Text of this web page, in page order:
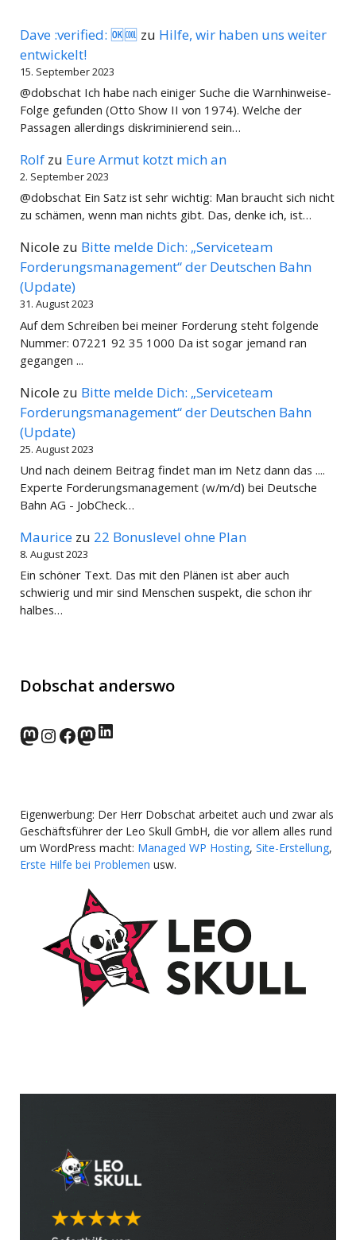
Dave :verified: 🆗🆒 zu Hilfe, wir haben uns weiter
entwickelt!
15. September 2023
@dobschat Ich habe nach einiger Suche die Warnhinweise-
Folge gefunden (Otto Show II von 1974). Welche der
Passagen allerdings diskriminierend sein…
Rolf zu Eure Armut kotzt mich an
2. September 2023
@dobschat Ein Satz ist sehr wichtig: Man braucht sich nicht
zu schämen, wenn man nichts gibt. Das, denke ich, ist…
Nicole zu Bitte melde Dich: „Serviceteam
Forderungsmanagement“ der Deutschen Bahn
(Update)
31. August 2023
Auf dem Schreiben bei meiner Forderung steht folgende
Nummer: 07221 92 35 1000 Da ist sogar jemand ran
gegangen ...
Nicole zu Bitte melde Dich: „Serviceteam
Forderungsmanagement“ der Deutschen Bahn
(Update)
25. August 2023
Und nach deinem Beitrag findet man im Netz dann das ....
Experte Forderungsmanagement (w/m/d) bei Deutsche
Bahn AG - JobCheck…
Maurice zu 22 Bonuslevel ohne Plan
8. August 2023
Ein schöner Text. Das mit den Plänen ist aber auch
schwierig und mir sind Menschen suspekt, die schon ihr
halbes…
Dobschat anderswo
norden.social
Instagram
Facebook
wp-punks.social
LinkedIn
Eigenwerbung: Der Herr Dobschat arbeitet auch und zwar als
Geschäftsführer der Leo Skull GmbH, die vor allem alles rund
um WordPress macht: Managed WP Hosting, Site-Erstellung,
Erste Hilfe bei Problemen usw.